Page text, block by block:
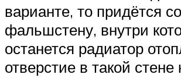
варианте, то придётся
фальшстену, внутри
останется радиатор
отверстие в такой стене